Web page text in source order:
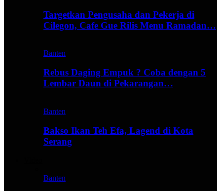
Targetkan Pengusaha dan Pekerja di
Cilegon, Cafe Gue Rilis Menu Ramadan…
Banten
Rebus Daging Empuk ? Coba dengan 5
Lembar Daun di Pekarangan…
Banten
Bakso Ikan Teh Efa, Lagend di Kota
Serang
Banten